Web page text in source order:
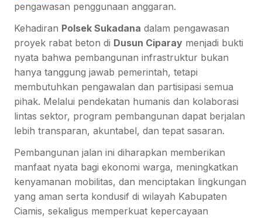
pengawasan penggunaan anggaran.
Kehadiran Polsek Sukadana dalam pengawasan
proyek rabat beton di Dusun Ciparay menjadi bukti
nyata bahwa pembangunan infrastruktur bukan
hanya tanggung jawab pemerintah, tetapi
membutuhkan pengawalan dan partisipasi semua
pihak. Melalui pendekatan humanis dan kolaborasi
lintas sektor, program pembangunan dapat berjalan
lebih transparan, akuntabel, dan tepat sasaran.
Pembangunan jalan ini diharapkan memberikan
manfaat nyata bagi ekonomi warga, meningkatkan
kenyamanan mobilitas, dan menciptakan lingkungan
yang aman serta kondusif di wilayah Kabupaten
Ciamis, sekaligus memperkuat kepercayaan